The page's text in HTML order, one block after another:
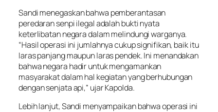
Sandi menegaskan bahwa pemberantasan
peredaran senpi ilegal adalah bukti nyata
keterlibatan negara dalam melindungi warganya.
“Hasil operasi ini jumlahnya cukup signifikan, baik itu
laras panjang maupun laras pendek. Ini menandakan
bahwa negara hadir untuk mengamankan
masyarakat dalam hal kegiatan yang berhubungan
dengan senjata api,” ujar Kapolda.
Lebih lanjut, Sandi menyampaikan bahwa operasi ini